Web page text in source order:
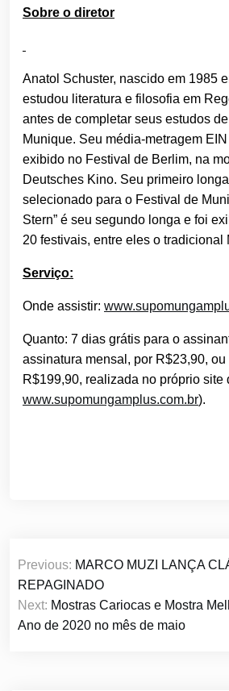
Sobre o diretor
Anatol Schuster, nascido em 1985
estudou literatura e filosofia em
antes de completar seus estudos
Munique. Seu média-metragem
exibido no Festival de Berlim, na
Deutsches Kino. Seu primeiro
selecionado para o Festival de
Stern” é seu segundo longa e foi
20 festivais, entre eles o tradicional
Serviço:
Onde assistir:
Quanto: 7 dias grátis para o
assinatura mensal, por R$23,90,
R$199,90, realizada no próprio site
www.supomungamplus.com.br).
Navegação
de
Post
Previous: MARCO MUZI LANÇA
REPAGINADO
Next: Mostras Cariocas e Mostra
Ano de 2020 no mês de maio